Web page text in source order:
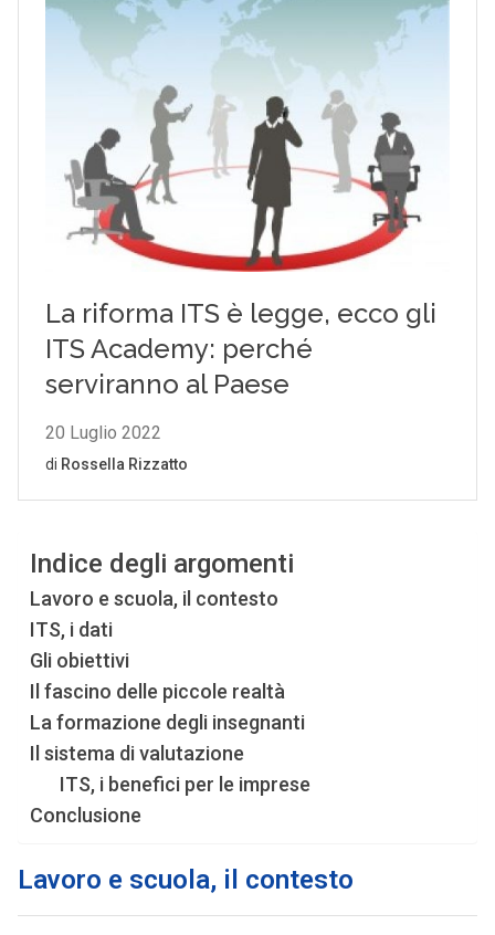
Indice degli argomenti
Lavoro e scuola, il contesto
ITS, i dati
Gli obiettivi
Il fascino delle piccole realtà
La formazione degli insegnanti
Il sistema di valutazione
ITS, i benefici per le imprese
Conclusione
Lavoro e scuola, il contesto